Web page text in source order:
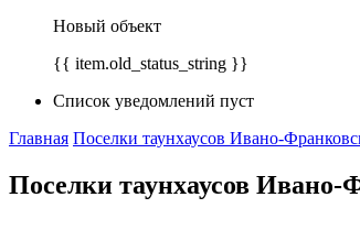
Новый объект
{{ item.old_status_string }}
Список уведомлений пуст
Главная Поселки таунхаусов Ивано-
Поселки таунхаусов Ивано-